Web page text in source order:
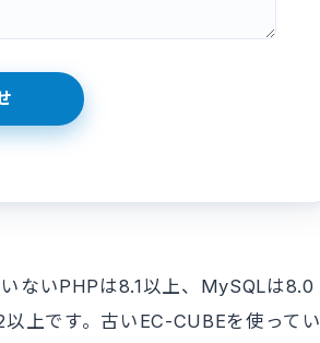
ないPHPは8.1以上、MySQLは8.0
上です。古いEC-CUBEを使ってい